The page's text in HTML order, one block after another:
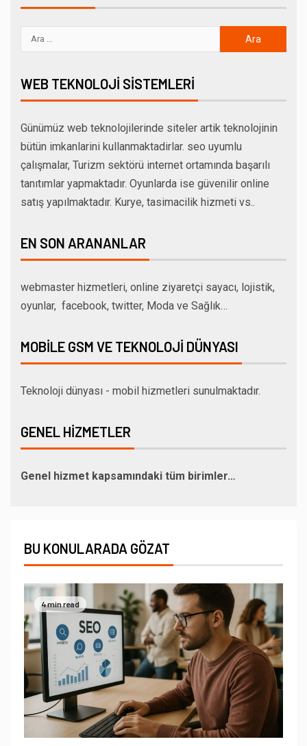
WEB TEKNOLOJI SISTEMLERI
Günümüz web teknolojilerinde siteler artik teknolojinin
bütün imkanlarini kullanmaktadirlar. seo uyumlu
çalışmalar, Turizm sektörü internet ortamında başarılı
tanıtımlar yapmaktadır. Oyunlarda ise güvenilir online
satış yapılmaktadır. Kurye, tasimacilik hizmeti vs..
EN SON ARANANLAR
webmaster hizmetleri, online ziyaretçi sayacı, lojistik,
oyunlar, facebook, twitter, Moda ve Sağlık…
MOBILE GSM VE TEKNOLOJI DÜNYASI
Teknoloji dünyası - mobil hizmetleri sunulmaktadır.
GENEL HIZMETLER
Genel hizmet kapsamındaki tüm birimler…
BU KONULARADA GÖZAT
4 min read